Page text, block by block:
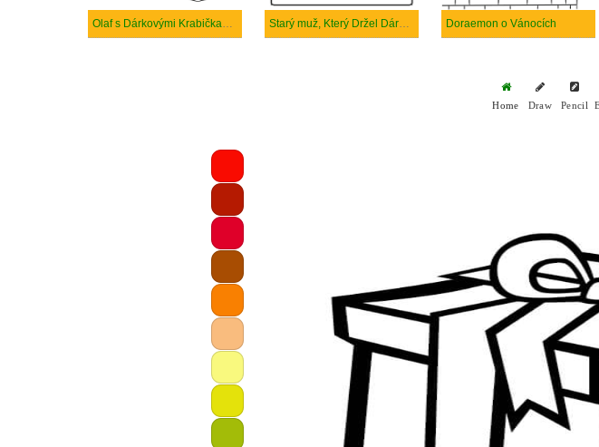
Olaf s Dárkovými Krabičkami na Vánoce Starý muž, Který Držel Dárkové Krabičky na Vánoce Doraemon o Vánocích
Home Draw Pencil